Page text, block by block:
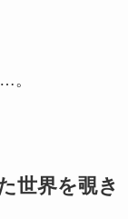
。
世界を覗き